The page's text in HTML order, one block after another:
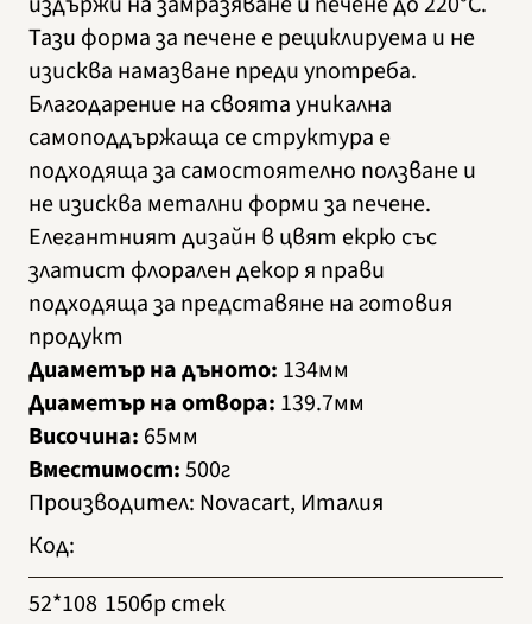
Тази форма за печене е рециклируема и не
изисква намазване преди употреба.
Благодарение на своята уникална
самоподдържаща се структура е
подходяща за самостоятелно ползване и
не изисква метални форми за печене.
Елегантният дизайн в цвят екрю със
златист флорален декор я прави
подходяща за представяне на готовия
продукт
Диаметър на дъното: 134мм
Диаметър на отвора: 139.7мм
Височина: 65мм
Вместимост:500г
Производител: Novacart, Италия
Код:
52*108 150бр стек